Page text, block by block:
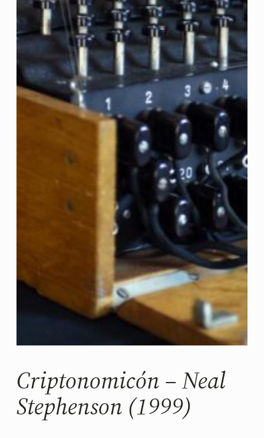
Criptonomicón – Neal
Stephenson (1999)